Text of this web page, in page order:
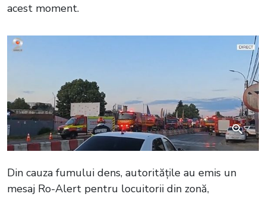
acest moment.
Din cauza fumului dens, autoritățile au emis un
mesaj Ro-Alert pentru locuitorii din zonă,